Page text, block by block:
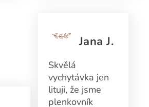
Jana J.
Skvělá
vychytávka jen
lituji, že jsme
plenkovník